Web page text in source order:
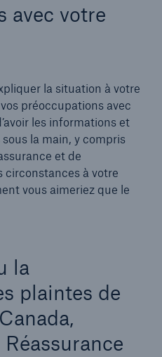
avec votre
la situation à votre
préoccupations avec
les informations et
la main, y compris
et de
circonstances à votre
vous aimeriez que le
la
plaintes de